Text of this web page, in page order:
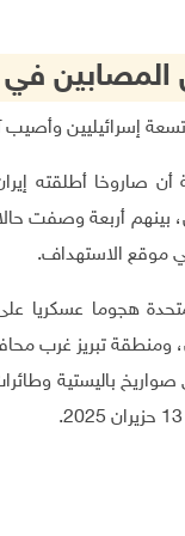
أن صاروخا
أربعة وصفت
موقع الاستهداف.
هجوما عسكريا
تبريز غرب
صواريخ باليستية